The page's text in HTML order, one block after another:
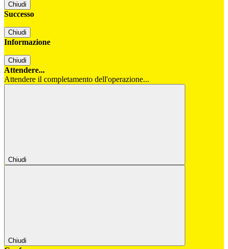
Chiudi
Successo
Chiudi
Informazione
Chiudi
Attendere...
Attendere il completamento dell'operazione...
Chiudi
Chiudi